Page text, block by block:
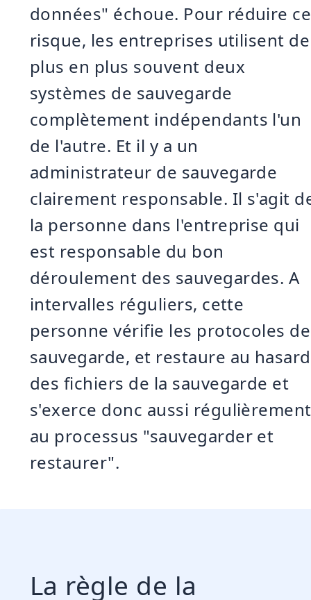
données" échoue. Pour réduire ce
risque, les entreprises utilisent de
plus en plus souvent deux
systèmes de sauvegarde
complètement indépendants l'un
de l'autre. Et il y a un
administrateur de sauvegarde
clairement responsable. Il s'agit
la personne dans l'entreprise qui
est responsable du bon
déroulement des sauvegardes. A
intervalles réguliers, cette
personne vérifie les protocoles de
sauvegarde, et restaure au hasard
des fichiers de la sauvegarde et
s'exerce donc aussi régulièrement
au processus "sauvegarder et
restaurer".
La règle de la